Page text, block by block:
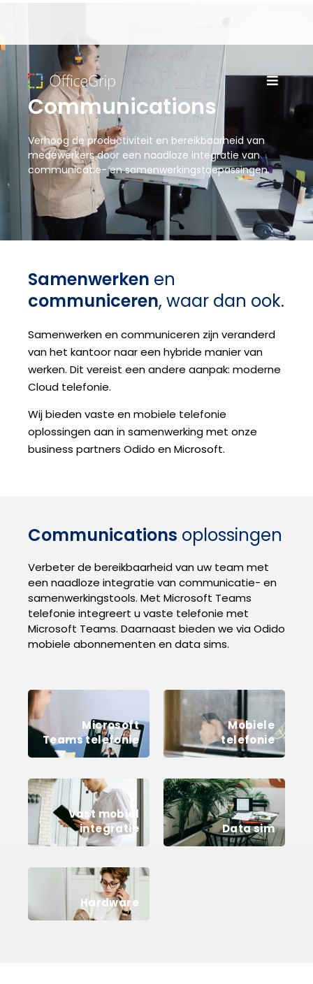
Communications
Verhoog de productiviteit en bereikbaarheid van
medewerkers door een naadloze integratie van
communicatie- en samenwerkingstoepassingen.
Samenwerken en
communiceren, waar dan ook.
Samenwerken en communiceren zijn veranderd
van het kantoor naar een hybride manier van
werken. Dit vereist een andere aanpak: moderne
Cloud telefonie.
Wij bieden vaste en mobiele telefonie
oplossingen aan in samenwerking met onze
business partners Odido en Microsoft.
Communications oplossingen
Verbeter de bereikbaarheid van uw team met
een naadloze integratie van communicatie- en
samenwerkingstools. Met Microsoft Teams
telefonie integreert u vaste telefonie met
Microsoft Teams. Daarnaast bieden we via Odido
mobiele abonnementen en data sims.
Microsoft
Teams telefonie
Mobiele
telefonie
Vast mobiel
integratie
Data sim
Hardware